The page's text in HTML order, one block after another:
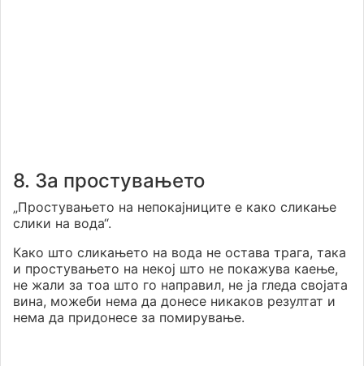
8. За простувањето
„Простувањето на непокајниците е како сликање
слики на вода“.
Како што сликањето на вода не остава трага, така
и простувањето на некој што не покажува каење,
не жали за тоа што го направил, не ја гледа својата
вина, можеби нема да донесе никаков резултат и
нема да придонесе за помирување.